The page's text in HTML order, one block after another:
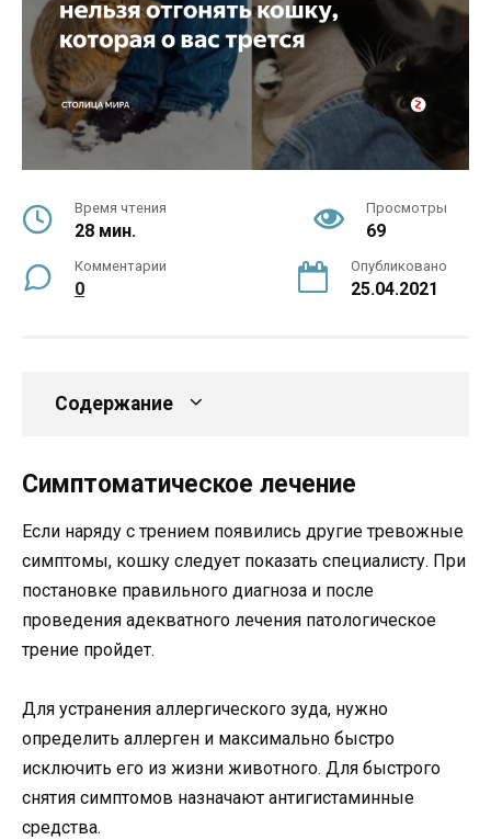
Время чтения
28 мин.
Просмотры
69
Комментарии
0
Опубликовано
25.04.2021
Содержание
Симптоматическое лечение
Если наряду с трением появились другие тревожные
симптомы, кошку следует показать специалисту. При
постановке правильного диагноза и после
проведения адекватного лечения патологическое
трение пройдет.
Для устранения аллергического зуда, нужно
определить аллерген и максимально быстро
исключить его из жизни животного. Для быстрого
снятия симптомов назначают антигистаминные
средства.